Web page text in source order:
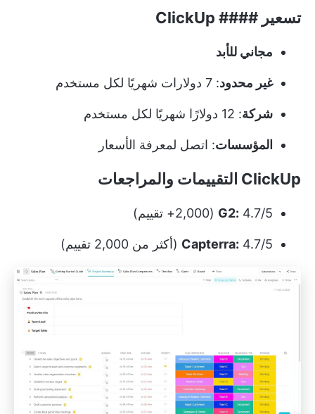
تسعير #### ClickUp
مجاني للأبد
غير محدود: 7 دولارات شهريًا لكل مستخدم
شركة: 12 دولارًا شهريًا لكل مستخدم
المؤسسات: اتصل لمعرفة الأسعار
ClickUp التقييمات والمراجعات
G2: 4.7/5 (2,000+ تقييم)
Capterra: 4.7/5 (أكثر من 2,000 تقييم)